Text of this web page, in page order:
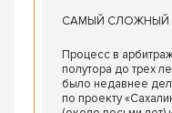
САМЫЙ СЛОЖНЫЙ
Процесс в
полутора до трех
было недавнее
по проекту